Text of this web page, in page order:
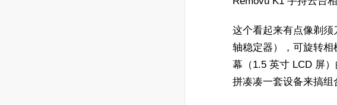
这个看起来有点像剃
轴稳定器），可旋转
幕（1.5 英寸 LCD 屏
拼凑凑一套设备来搞组